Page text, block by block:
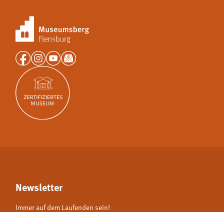
Newsletter
Immer auf dem Laufenden sein!